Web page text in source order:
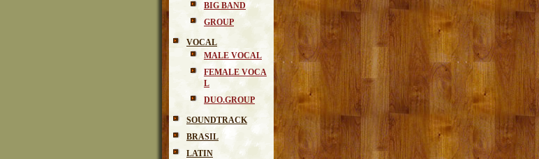
BIG BAND
GROUP
VOCAL
MALE VOCAL
FEMALE VOCA
L
DUO.GROUP
SOUNDTRACK
BRASIL
LATIN